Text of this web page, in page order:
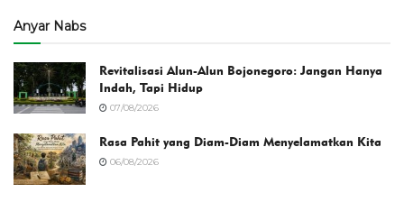
Anyar Nabs
Revitalisasi Alun-Alun Bojonegoro: Jangan Hanya
Indah, Tapi Hidup
07/08/2026
Rasa Pahit yang Diam-Diam Menyelamatkan Kita
06/08/2026